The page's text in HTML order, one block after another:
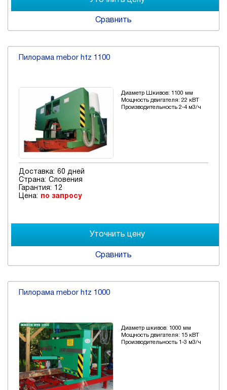
Сравнить
Пилорама mebor htz 1100
Диаметр Шкивов: 1100 мм
Мощность двигателя: 22 кВТ
Производительность 2-4 м3/ч
Доставка: 60 дней
Страна: Словения
Гарантия:
12
Цена:
по запросу
Сравнить
Пилорама mebor htz 1000
Диаметр шкивов: 1000 мм
Мощность двигателя: 15 кВТ
Производительность 1-3 м3/ч